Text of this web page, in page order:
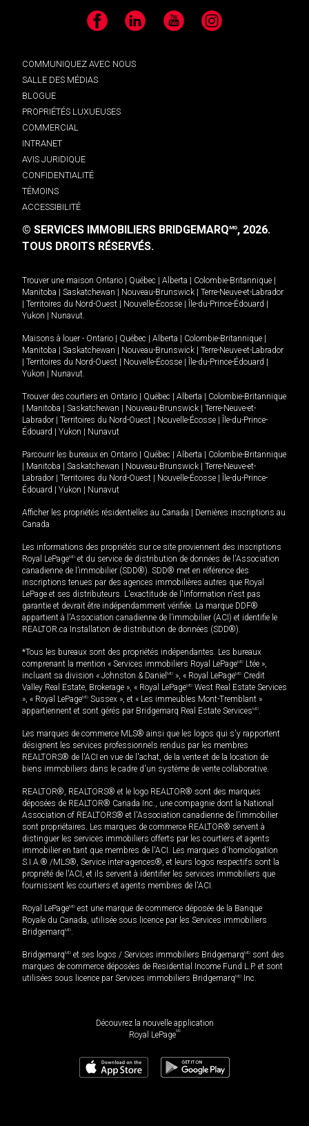
Facebook LinkedIn YouTube Instagram
COMMUNIQUEZ AVEC NOUS
SALLE DES MÉDIAS
BLOGUE
PROPRIÉTÉS LUXUEUSES
COMMERCIAL
INTRANET
AVIS JURIDIQUE
CONFIDENTIALITÉ
TÉMOINS
ACCESSIBILITÉ
© SERVICES IMMOBILIERS BRIDGEMARQMD, 2026.
TOUS DROITS RÉSERVÉS.
Trouver une maison Ontario Québec Alberta Colombie-Britannique
Manitoba
Saskatchewan Nouveau-Brunswick
Terre-Neuve-et-Labrador
Territoires du Nord-Ouest Nouvelle-Écosse Île-du-Prince-Édouard
Yukon
Nunavut.
Maisons à louer - Ontario Québec Alberta Colombie-Britannique
Manitoba
Saskatchewan Nouveau-Brunswick
Terre-Neuve-et-Labrador
Territoires du Nord-Ouest Nouvelle-Écosse Île-du-Prince-Édouard
Yukon
Nunavut.
Trouver des courtiers en Ontario Québec Alberta
Colombie-Britannique
Manitoba Saskatchewan Nouveau-Brunswick
Terre-Neuve-et-
Labrador
Territoires du Nord-Ouest Nouvelle-Écosse
Île-du-Prince-
Édouard
Yukon Nunavut
Parcourir les bureaux en Ontario Québec Alberta
Colombie-Britannique
Manitoba Saskatchewan Nouveau-Brunswick
Terre-Neuve-et-
Labrador
Territoires du Nord-Ouest Nouvelle-Écosse
Île-du-Prince-
Édouard
Yukon Nunavut
Afficher les propriétés résidentielles au Canada
Dernières inscriptions au
Canada
Les informations des propriétés sur ce site proviennent des inscriptions
Royal LePageMD et du service de distribution de données de l'Association
canadienne de l’immobilier (SDD®). SDD® met en référence des
inscriptions tenues par des agences immobilières autres que Royal
LePage et ses distributeurs. L'exactitude de l'information n'est pas
garantie et devrait être indépendamment vérifiée. La marque DDF®
appartient à l'Association canadienne de l’immobilier (ACI) et identifie le
REALTOR.ca Installation de distribution de données (SDD®).
*Tous les bureaux sont des propriétés indépendantes. Les bureaux
comprenant la mention « Services immobiliers Royal LePageMD Ltée »,
incluant sa division « Johnston & Daniel MD », « Royal LePageMD Credit
Valley Real Estate, Brokerage », « Royal LePageMD West Real Estate Services
», « Royal LePageMD Sussex », et « Les immeubles Mont-Tremblant »
appartiennent et sont gérés par Bridgemarq Real Estate ServicesMD.
Les marques de commerce MLS® ainsi que les logos qui s'y rapportent
désignent les services professionnels rendus par les membres
REALTORS® de l'ACI en vue de l'achat, de la vente et de la location de
biens immobiliers dans le cadre d'un système de vente collaborative.
REALTOR®, REALTORS® et le logo REALTOR® sont des marques
déposées de REALTOR® Canada Inc., une compagnie dont la National
Association of REALTORS® et l'Association canadienne de l’immobilier
sont propriétaires. Les marques de commerce REALTOR® servent à
distinguer les services immobiliers offerts par les courtiers et agents
immobilier en tant que membres de l'ACI. Les marques d'homologation
S.I.A.® /MLS®, Service inter-agences®, et leurs logos respectifs sont la
propriété de l'ACI, et ils servent à identifier les services immobiliers que
fournissent les courtiers et agents membres de l'ACI.
Royal LePageMD est une marque de commerce déposée de la Banque
Royale du Canada, utilisée sous licence par les Services immobiliers
BridgemarqMD.
BridgemarqMD et ses logos / Services immobiliers BridgemarqMD sont des
marques de commerce déposées de Residential Income Fund L.P. et sont
utilisées sous licence par Services immobiliers BridgemarqMD Inc.
Découvrez la nouvelle application
Royal LePageMD